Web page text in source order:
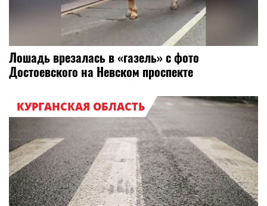
Лошадь врезалась в «газель» с фото
Достоевского на Невском проспекте
КУРГАНСКАЯ ОБЛАСТЬ